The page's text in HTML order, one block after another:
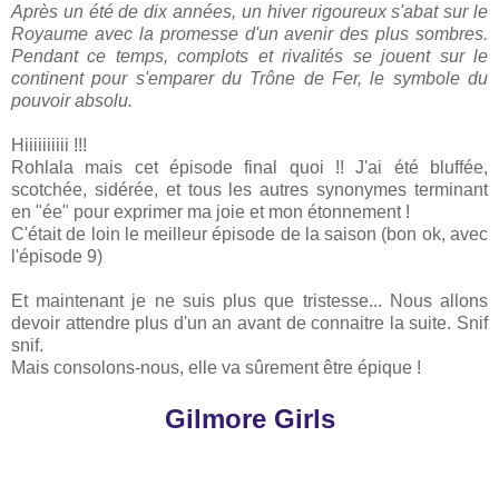
Après un été de dix années, un hiver rigoureux s'abat sur le
Royaume avec la promesse d'un avenir des plus sombres.
Pendant ce temps, complots et rivalités se jouent sur le
continent pour s'emparer du Trône de Fer, le symbole du
pouvoir absolu.
Hiiiiiiiiii !!!
Rohlala mais cet épisode final quoi !! J'ai été bluffée,
scotchée, sidérée, et tous les autres synonymes terminant
en "ée" pour exprimer ma joie et mon étonnement !
C'était de loin le meilleur épisode de la saison (bon ok, avec
l'épisode 9)
Et maintenant je ne suis plus que tristesse... Nous allons
devoir attendre plus d'un an avant de connaitre la suite. Snif
snif.
Mais consolons-nous, elle va sûrement être épique !
Gilmore Girls